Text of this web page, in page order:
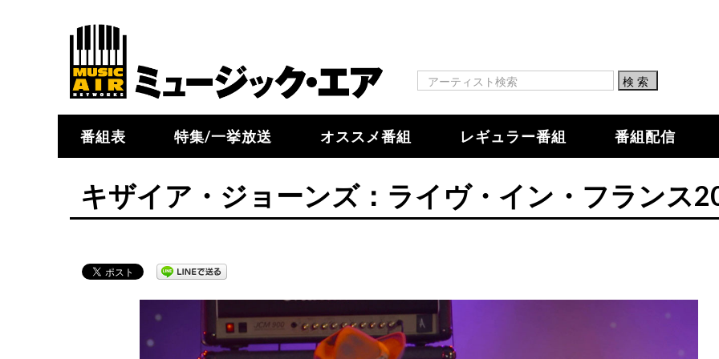
番組表 特集/一挙放送 オススメ番組 レギュラー番組 番組配信
キザイア・ジョーンズ：ライヴ・イン・フランス